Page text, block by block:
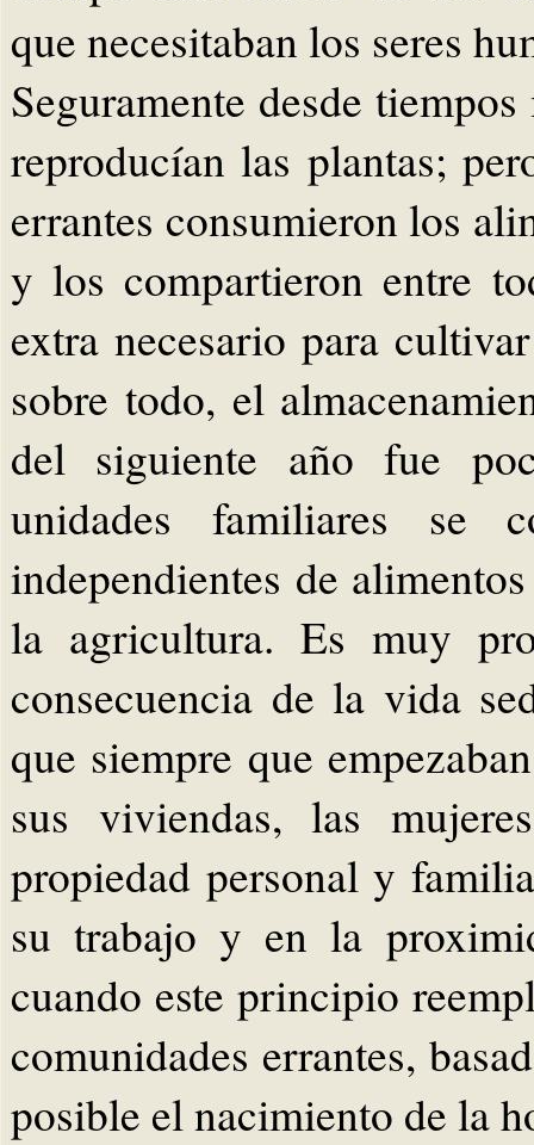
que necesitaban los seres
Seguramente desde
reproducían las plantas;
errantes consumieron los
y los compartieron entre
extra necesario para
sobre todo, el
del siguiente año fue
unidades familiares se
independientes de
la agricultura. Es muy
consecuencia de la vida
que siempre que
sus viviendas, las
propiedad personal y
su trabajo y en la
cuando este principio
comunidades errantes,
posible el nacimiento de la